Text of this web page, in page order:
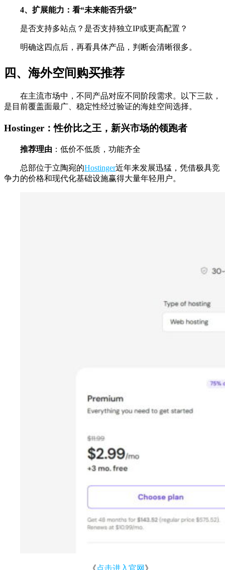
4、扩展能力：看“未来能否升级”
是否支持多站点？是否支持独立IP或更高配置？
明确这四点后，再看具体产品，判断会清晰很多。
四、海外空间购买推荐
在主流市场中，不同产品对应不同阶段需求。以下三款，
是目前覆盖面最广、稳定性经过验证的海娃空间选择。
Hostinger：性价比之王，新兴市场的领跑者
推荐理由 ：低价不低质，功能齐全
总部位于立陶宛的Hostinger近年来发展迅猛，凭借极具竞
争力的价格和现代化基础设施赢得大量年轻用户。
《点击进入官网 》